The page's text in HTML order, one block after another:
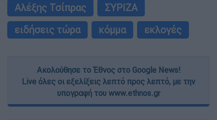
Αλέξης Τσίπρας
ΣΥΡΙΖΑ
ειδήσεις τώρα
κόμμα εκλογές
Ακολούθησε το Έθνος στο Google News!
Live όλες οι εξελίξεις λεπτό προς λεπτό, με την
υπογραφή του www.ethnos.gr